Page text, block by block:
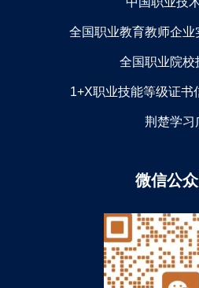
全国职业教育教师企业
全国职业院校
1+X职业技能等级证书
荆楚学习
微信公